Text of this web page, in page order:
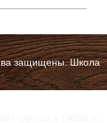
защищены. Школа